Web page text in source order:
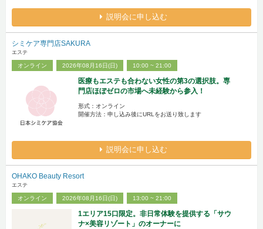
説明会に申し込む
シミケア専門店SAKURA
エステ
オンライン 2026年08月16日(日) 10:00 ~ 21:00
医療もエステも合わない女性の第3の選択肢。専
門店ほぼゼロの市場へ未経験から参入！
形式：オンライン
開催方法：申し込み後にURLをお送り致します
説明会に申し込む
OHAKO Beauty Resort
エステ
オンライン 2026年08月16日(日) 13:00 ~ 21:00
1エリア15口限定。非日常体験を提供する「サウ
ナ×美容リゾート」のオーナーに